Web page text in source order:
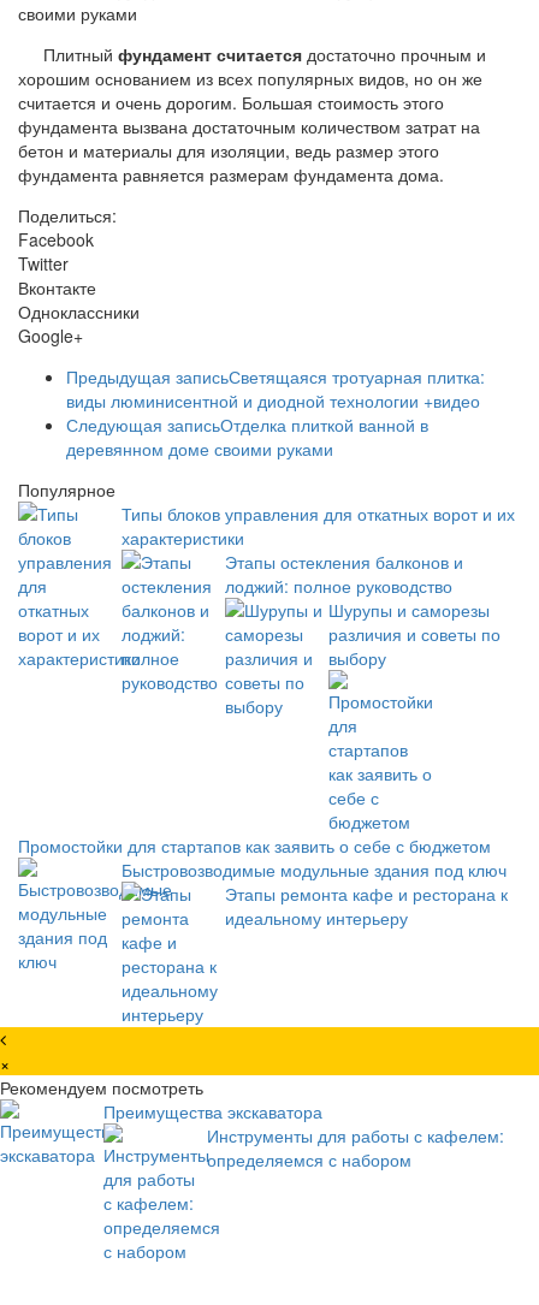
Плитный фундамент считается достаточно прочным и
хорошим основанием из всех популярных видов, но он же
считается и очень дорогим. Большая стоимость этого
фундамента вызвана достаточным количеством затрат на
бетон и материалы для изоляции, ведь размер этого
фундамента равняется размерам фундамента дома.
Поделиться:
Facebook
Twitter
Вконтакте
Одноклассники
Google+
Предыдущая записьСветящаяся тротуарная плитка:
виды люминисентной и диодной технологии +видео
Следующая записьОтделка плиткой ванной в
деревянном доме своими руками
Популярное
Типы блоков управления для откатных ворот и их
характеристики
Этапы остекления балконов и
лоджий: полное руководство
Шурупы и саморезы
различия и советы по
выбору
Промостойки для стартапов как заявить о себе с бюджетом
Быстровозводимые модульные здания под ключ
Этапы ремонта кафе и ресторана к
идеальному интерьеру
×
Рекомендуем посмотреть
Преимущества экскаватора
Инструменты для работы с кафелем:
определяемся с набором